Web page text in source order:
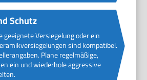
Schutz
geeignete Versiegelung oder ein
sind kompatibel.
Plane regelmäßige,
ein und wiederhole aggressive